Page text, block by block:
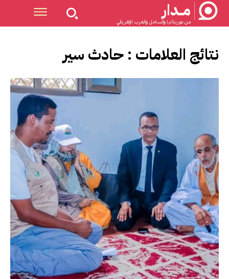
مــدار
من موريتانيا والساحل والغرب الإفريقي
نتائج العلامات : حادث سير